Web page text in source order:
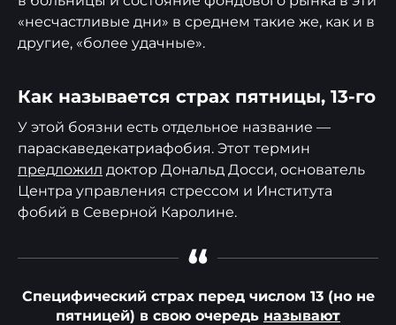
«несчастливые дни» в среднем такие же, как и в
другие, «более удачные».
Как называется страх пятницы, 13-го
У этой боязни есть отдельное название —
параскаведекатриафобия. Этот термин
предложил доктор Дональд Досси, основатель
Центра управления стрессом и Института
фобий в Северной Каролине.
“
Специфический страх перед числом 13 (но не
пятницей) в свою очередь называют